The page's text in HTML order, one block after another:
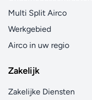
Multi Split Airco
Werkgebied
Airco in uw regio
Zakelijk
Zakelijke Diensten